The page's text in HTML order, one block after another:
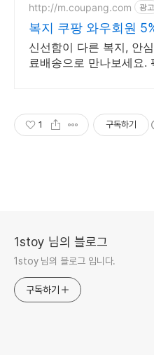
http://m.coupang.com 광고
복지 쿠팡 와우회원
신선함이 다른 복지, 안
료배송으로 만나보세요.
1 구독하기
1stoy 님의 블로그
1stoy 님의 블로그 입니다.
구독하기